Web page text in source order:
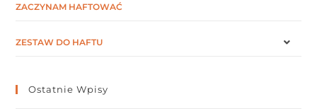
ZACZYNAM HAFTOWAĆ
ZESTAW DO HAFTU
Ostatnie Wpisy